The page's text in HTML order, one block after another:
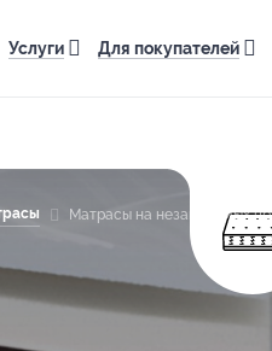
Услуги Для покупателей
Матрасы на независимых